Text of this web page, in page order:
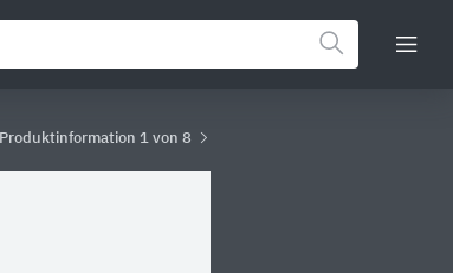
Produktinformation 1 von 8